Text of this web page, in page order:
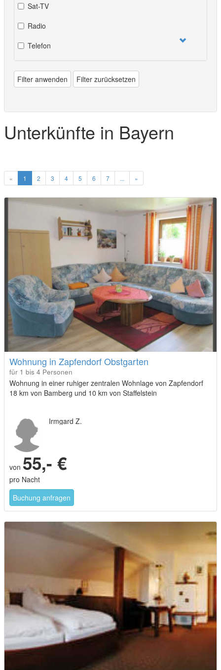
Sat-TV
Radio
Telefon
Filter anwenden Filter zurücksetzen
Unterkünfte in Bayern
« 1 2 3 4 5 6 7 »
Wohnung in Zapfendorf Obstgarten
für 1 bis 4 Personen
Wohnung in einer ruhiger zentralen Wohnlage von Zapfendorf
18 km von Bamberg und 10 km von Staffelstein
Irmgard Z.
von 55,- €
pro Nacht
Buchung anfragen